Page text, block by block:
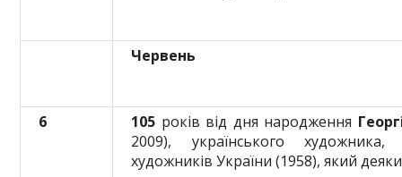
Червень
6 105 років від дня народження
2009), українського
художників України (1958), який